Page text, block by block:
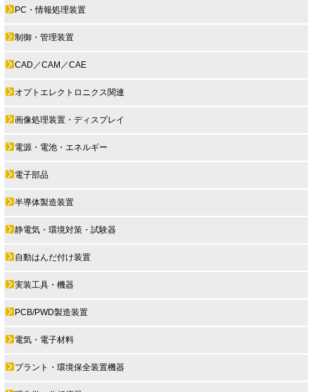
PC・情報処理装置
制御・管理装置
CAD／CAM／CAE
オプトエレクトロニクス関連
画像処理装置・ディスプレイ
電源・電池・エネルギー
電子部品
半導体製造装置
静電気・環境対策・試験器
自動はんだ付け装置
実装工具・機器
PCB/PWD製造装置
電気・電子材料
プラント・環境保全装置機器